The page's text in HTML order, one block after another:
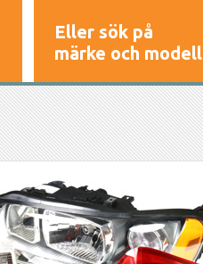
Eller sök på
märke och modell